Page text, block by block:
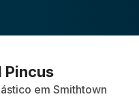
Pincus
em Smithtown